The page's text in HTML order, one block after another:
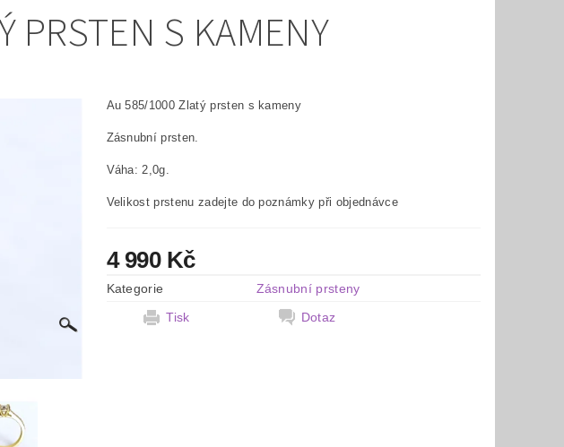
PRSTEN S KAMENY
Au 585/1000 Zlatý prsten s kameny
Zásnubní prsten.
Váha: 2,0g.
Velikost prstenu zadejte do poznámky při objednávce
4 990 Kč
Kategorie
Zásnubní prsteny
Tisk
Dotaz